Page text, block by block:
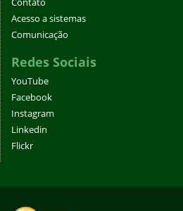
Contato
Acesso a sistemas
Comunicação
Redes Sociais
YouTube
Facebook
Instagram
Linkedin
Flickr